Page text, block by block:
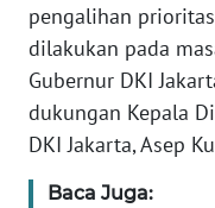
pengalihan
dilakukan pada
Gubernur DKI
dukungan Kepala
DKI Jakarta, Asep
Baca Juga:
WN
RIAU
WN
SERAMBI
WN